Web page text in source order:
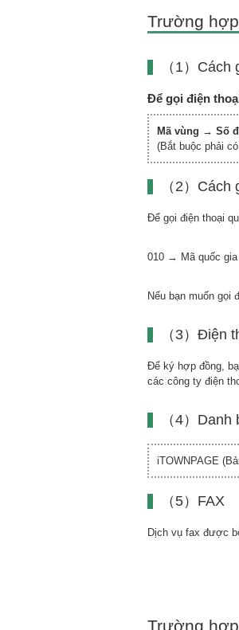
Trường
（1）
Để gọi điện
Mã vùng → Số
(Bắt buộc phải
（2）
Để gọi điện thoại
010 → Mã quốc
Nếu bạn muốn gọi
（3）Điện
Để ký hợp đồng,
các công ty điện
（4）
iTOWNPAGE
（5）FAX
Dịch vụ fax được
Trường